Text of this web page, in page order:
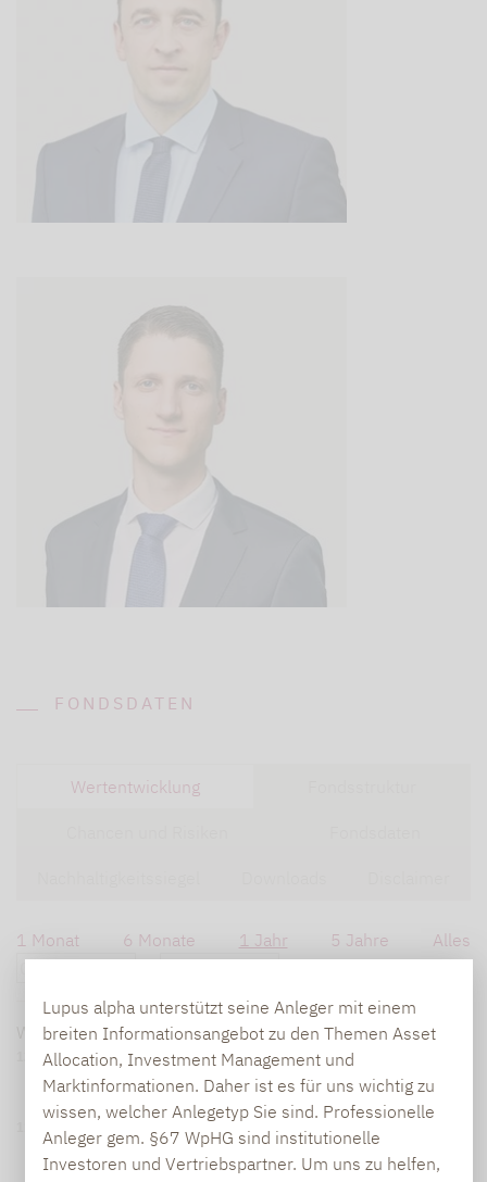
Lupus alpha unterstützt seine Anleger mit einem
breiten Informationsangebot zu den Themen Asset
Allocation, Investment Management und
Marktinformationen. Daher ist es für uns wichtig zu
wissen, welcher Anlegetyp Sie sind. Professionelle
Anleger gem. §67 WpHG sind institutionelle
Investoren und Vertriebspartner. Um uns zu helfen,
FONDSDATEN
Wertentwicklung
1 Monat 6 Monate 1 Jahr 5 Jahre Alles
Wertentwicklung seit08.08.25: 14,60 % Stand:08.08.26